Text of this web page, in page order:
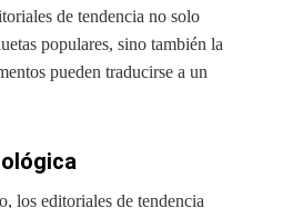
de tendencia no solo
populares, sino también la
pueden traducirse a un
los editoriales de tendencia